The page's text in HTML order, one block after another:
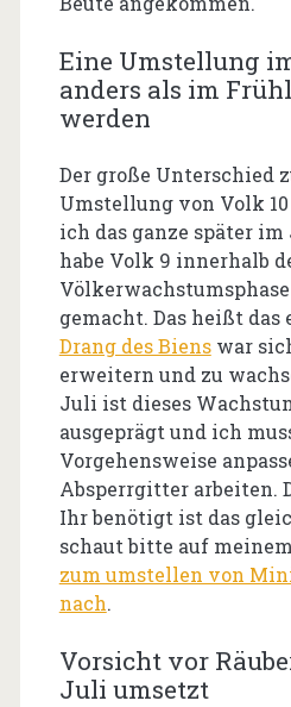
Eine Umstellung
anders als im
werden
Der große Unterschied
Umstellung von Volk
ich das ganze später
habe Volk 9 innerhalb
gemacht. Das heißt das
Drang des Bienswar
erweitern und zu
Juli ist dieses
ausgeprägt und ich
Vorgehensweise
Absperrgitter arbeiten.
Ihr benötigt ist das
schaut bitte auf meinem
zum umstellen von
nach.
Vorsicht vor
Juli umsetzt